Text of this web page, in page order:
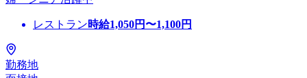
レストラン時給1,050円〜1,100円
勤務地